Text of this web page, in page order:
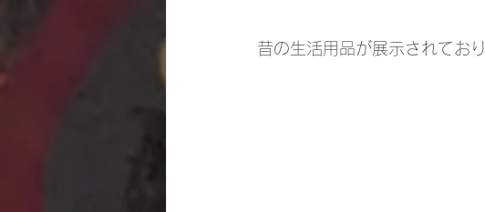
昔の生活用品が展示されており